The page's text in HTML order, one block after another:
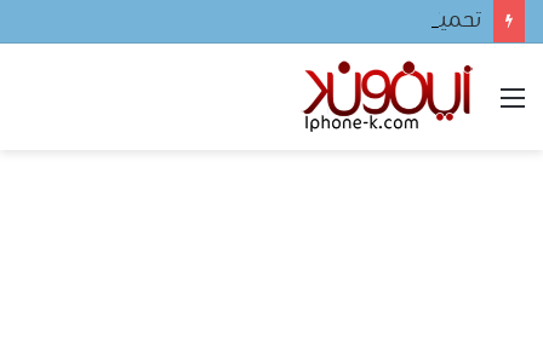
تحميل لعبه فيفا ٢٠٢٤ للجوال
القائمة